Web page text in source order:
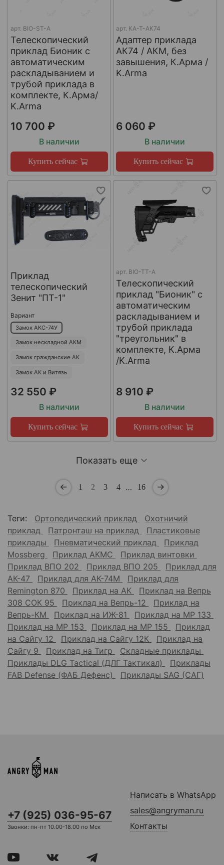
арт. BIO-ST-A
Телескопический
приклад Бионик с
автоматическим
раскладыванием и
трубой приклада в
комплекте, К.Арма/
K.Arma
10 700 ₽
В наличии
Купить сейчас
арт. КА-Т-АК74
Адаптер приклада
АК74 / АКМ, без
завышения, К.Арма /
K.Arma
6 060 ₽
В наличии
Купить сейчас
Приклад
телескопический
Зенит "ПТ-1"
Вариант
Замок АКС-74У
Замок нескладной АКМ
Замок гражданские АК
Замок АК и Витязь
32 550 ₽
В наличии
Купить сейчас
арт. BIO-TT-A
Телескопический
приклад "Бионик" с
автоматическим
раскладыванием и
трубой приклада
"треугольник" в
комплекте, К.Арма
/K.Arma
8 910 ₽
В наличии
Купить сейчас
Показать еще
1 2 3 4 … 16
Теги: Ортопедический приклад
Охотничий
приклад
Патронташ на приклад
Пластиковые
приклады
Пневматический приклад
Приклад
Mossberg
Приклад АКМС
Приклад винтовки
Приклад ВПО 202
Приклад ВПО 205
Приклад для
АК-47
Приклад для АК-74М
Приклад для
Remington 870
Приклад на АК
Приклад на Вепрь
308 СОК 95
Приклад на Вепрь-12
Приклад на
Вепрь-КМ
Приклад на ИЖ-81
Приклад на МР 133
Приклад на МР 153
Приклад на МР 155
Приклад
на Сайгу 12
Приклад на Сайгу 12К
Приклад на
Сайгу 9
Приклад на Тигр
Складные приклады
Приклады DLG Tactical (ДЛГ Тактикал)
Приклады
FAB Defense (ФАБ Дефенс)
Приклады SAG (САГ)
+7 (925) 036-95-67
Звонки: пн-пт 10.00-18.00 по Мск
Написать в WhatsApp
sales@angryman.ru
Контакты